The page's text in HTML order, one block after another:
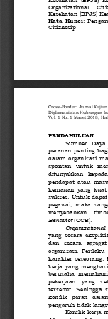
Organizational
Kesehatan (BPJS)
Kata  Kunci:
Citizhesip
Cross-Border: Jurnal Kajian
Diplomasi dan Hubungan
Vol. 1 No. 1 Maret 2018,
PENDAHULUAN
Sumber   Daya
peranan  penting
dalam  organisasi
spontan   untuk
ditunjukkan   kepada
pendapat  atau  masu
kemauan  yang  kuat
sukses.  Untuk
pegawai,
maka
menyebabkan
Behavior (OCB)
Organizational
yang  secara
dan   secara   agregat
organisasi.  Perilaku
karakter  seseorang.
kerja yang
berusaha
pekerjaan   yang
tersebut .  Sehingga
konflik  peran
pengaruh tidak
Konflik  kerja